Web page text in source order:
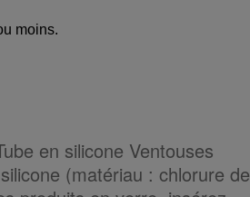
moins.
en silicone Ventouses
(matériau : chlorure de